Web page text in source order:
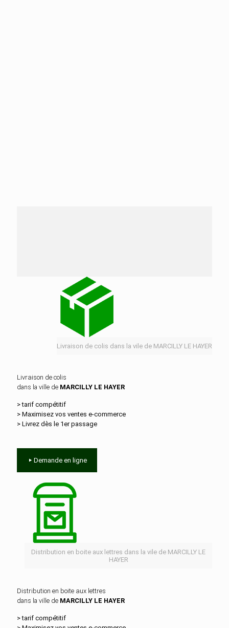
Livraison de colis dans la vile de MARCILLY LE HAYER
Livraison de colis
dans la ville de MARCILLY LE HAYER
> tarif compétitif
> Maximisez vos ventes e‑commerce
> Livrez dès le 1er passage
Demande en ligne
Distribution en boite aux lettres dans la vile de MARCILLY LE
HAYER
Distribution en boite aux lettres
dans la ville de MARCILLY LE HAYER
> tarif compétitif